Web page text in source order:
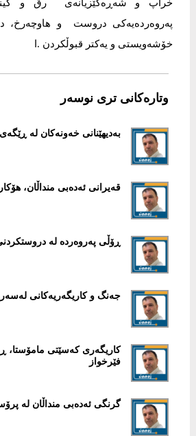
خراپ و شه‌ڕه‌گێزیانه‌ی‌ رق و
په‌روه‌رده‌یه‌كی‌ دروست و هاوچه‌رخ،
خۆشه‌ویستی‌ و یه‌كتر قبوڵكردن .ا
وتارەکانی تری نوسەر
بەدیهێنانی خەونەکان لە
قەیرانی ئەدەبی منداڵان،
ڕۆڵی پەروەردە لە
جەنگ و کاریگەریەکانی لەسەر
کاریگەری کەسێتی مامۆستا،
فێرخواز
گرنگی ئەدەبی منداڵان لە